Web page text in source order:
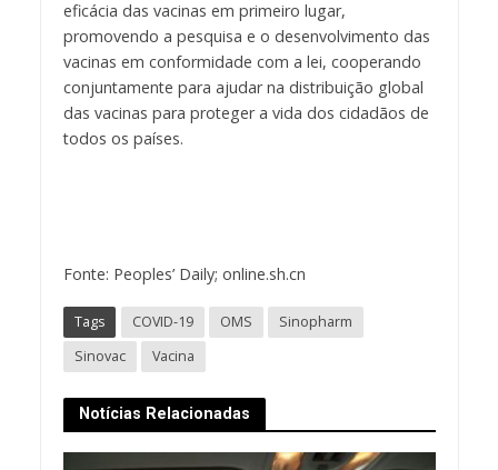
eficácia das vacinas em primeiro lugar,
promovendo a pesquisa e o desenvolvimento das
vacinas em conformidade com a lei, cooperando
conjuntamente para ajudar na distribuição global
das vacinas para proteger a vida dos cidadãos de
todos os países.
Fonte: Peoples’ Daily; online.sh.cn
Tags COVID-19 OMS
Sinopharm
Sinovac
Vacina
Notícias Relacionadas